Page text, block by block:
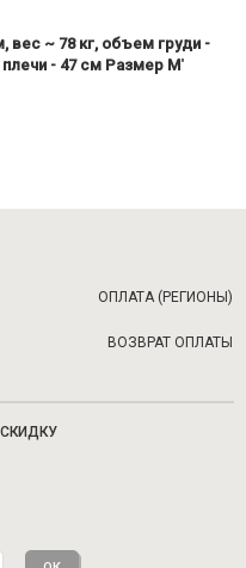
вес ~ 78 кг, объем груди -
плечи - 47 см Размер М"
ОПЛАТА (РЕГИОНЫ)
ВОЗВРАТ ОПЛАТЫ